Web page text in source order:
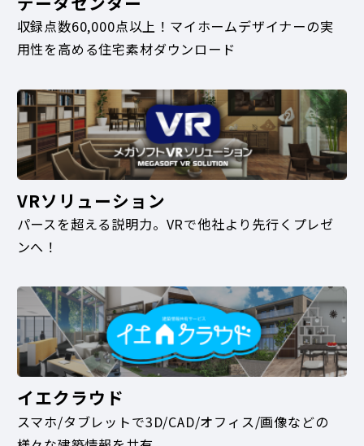
収録点数60,000点以上！マイホームデザイナーの実
用性を高める住宅素材ダウンロード
VRソリューション
パースを超える説明力。VRで他社より先行くプレゼ
ンへ！
イエクラウド
スマホ/タブレットで3D/CAD/オフィス/画像などの